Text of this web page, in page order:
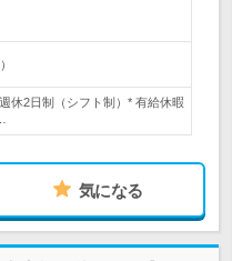
休2日制（シフト制）* 有給休暇
気になる